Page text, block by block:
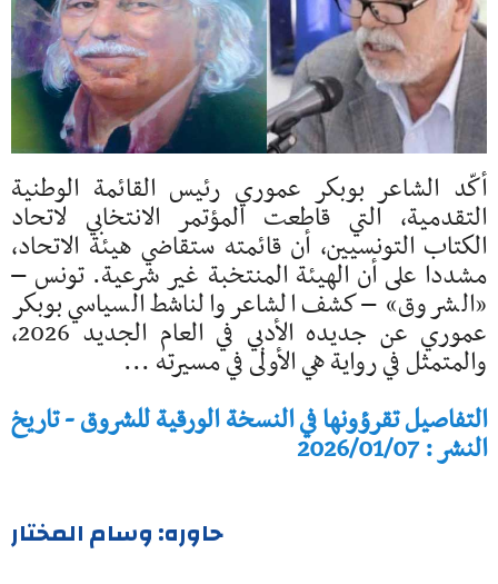
أكّد الشاعر بوبكر عموري رئيس القائمة الوطنية
التقدمية، التي قاطعت المؤتمر الانتخابي لاتحاد
الكتاب التونسيين، أن قائمته ستقاضي هيئة الاتحاد،
مشددا على أن الهيئة المنتخبة غير شرعية. تونس –
«الشروق» – كشف الشاعر والناشط السياسي بوبكر
عموري عن جديده الأدبي في العام الجديد 2026،
والمتمثل في رواية هي الأولى في مسيرته ...
التفاصيل تقرؤونها في النسخة الورقية للشروق - تاريخ
النشر : 2026/01/07
حاوره: وسام المختار